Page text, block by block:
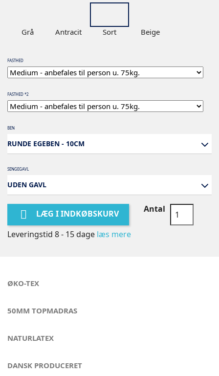
Grå Antracit Sort Beige
FASTHED
FASTHED *2
BEN
RUNDE EGEBEN - 10CM
SENGEGAVL
UDEN GAVL
 LÆG I INDKØBSKURV Antal
Leveringstid 8 - 15 dage læs mere
ØKO-TEX
50MM TOPMADRAS
NATURLATEX
DANSK PRODUCERET